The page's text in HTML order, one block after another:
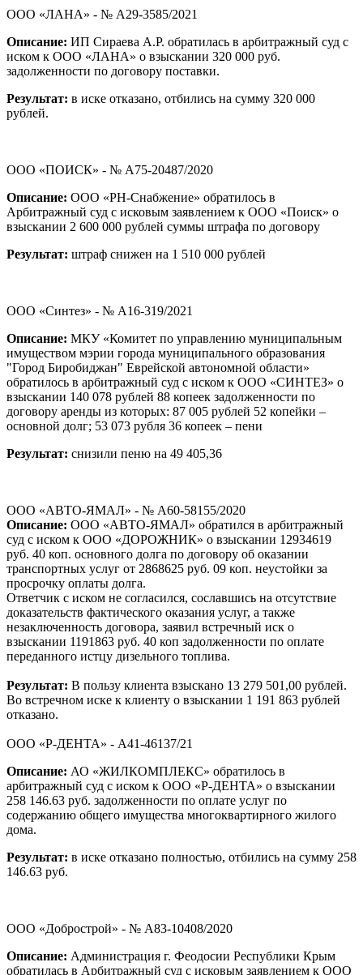
ООО «ЛАНА» - № А29-3585/2021
Описание: ИП Сираева А.Р. обратилась в арбитражный суд с
иском к ООО «ЛАНА» о взыскании 320 000 руб.
задолженности по договору поставки.
Результат: в иске отказано, отбились на сумму 320 000
рублей.
ООО «ПОИСК» - № А75-20487/2020
Описание: ООО «РН-Снабжение» обратилось в
Арбитражный суд с исковым заявлением к ООО «Поиск» о
взыскании 2 600 000 рублей суммы штрафа по договору
Результат: штраф снижен на 1 510 000 рублей
ООО «Синтез» - № А16-319/2021
Описание: МКУ «Комитет по управлению муниципальным
имуществом мэрии города муниципального образования
"Город Биробиджан" Еврейской автономной области»
обратилось в арбитражный суд с иском к ООО «СИНТЕЗ» о
взыскании 140 078 рублей 88 копеек задолженности по
договору аренды из которых: 87 005 рублей 52 копейки –
основной долг; 53 073 рубля 36 копеек – пени
Результат: снизили пеню на 49 405,36
ООО «АВТО-ЯМАЛ» - № А60-58155/2020
Описание: ООО «АВТО-ЯМАЛ» обратился в арбитражный
суд с иском к ООО «ДОРОЖНИК» о взыскании 12934619
руб. 40 коп. основного долга по договору об оказании
транспортных услуг от 2868625 руб. 09 коп. неустойки за
просрочку оплаты долга.
Ответчик с иском не согласился, сославшись на отсутствие
доказательств фактического оказания услуг, а также
незаключенность договора, заявил встречный иск о
взыскании 1191863 руб. 40 коп задолженности по оплате
переданного истцу дизельного топлива.
Результат: В пользу клиента взыскано 13 279 501,00 рублей.
Во встречном иске к клиенту о взыскании 1 191 863 рублей
отказано.
ООО «Р-ДЕНТА» - А41-46137/21
Описание: АО «ЖИЛКОМПЛЕКС» обратилось в
арбитражный суд с иском к ООО «Р-ДЕНТА» о взыскании
258 146.63 руб. задолженности по оплате услуг по
содержанию общего имущества многоквартирного жилого
дома.
Результат: в иске отказано полностью, отбились на сумму 258
146.63 руб.
ООО «Добрострой» - № А83-10408/2020
Описание: Администрация г. Феодосии Республики Крым
обратилась в Арбитражный суд с исковым заявлением к ООО